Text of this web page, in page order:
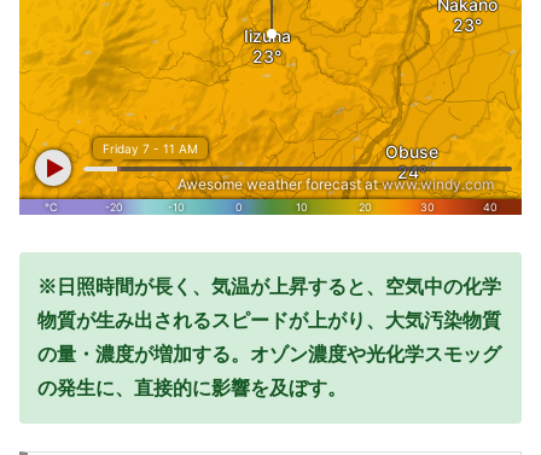
※日照時間が長く、気温が上昇すると、空気中の化学
物質が生み出されるスピードが上がり、大気汚染物質
の量・濃度が増加する。オゾン濃度や光化学スモッグ
の発生に、直接的に影響を及ぼす。